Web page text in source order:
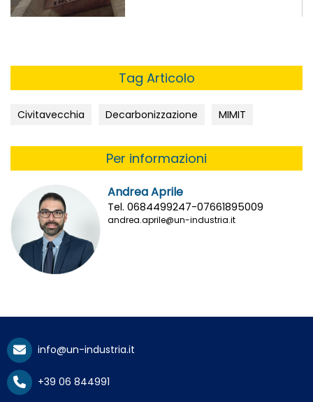
Tag Articolo
Civitavecchia Decarbonizzazione MIMIT
Per informazioni
Andrea Aprile
Tel. 0684499247-07661895009
andrea.aprile@un-industria.it
info@un-industria.it
+39 06 844991